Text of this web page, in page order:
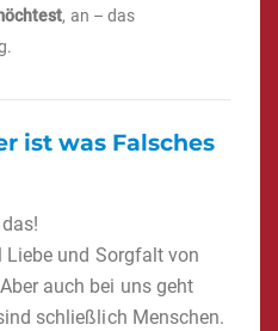
, an – das
ist was Falsches
und Sorgfalt von
auch bei uns geht
schließlich Menschen.